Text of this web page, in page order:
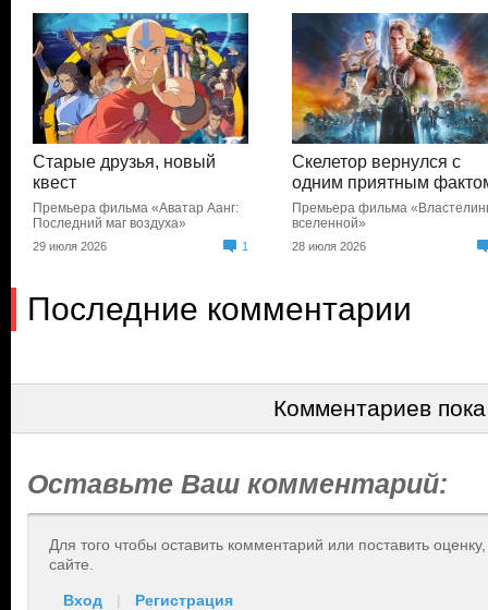
Старые друзья, новый
квест
Премьера фильма «Аватар Аанг:
Последний маг воздуха»
29 июля 2026 1
Скелетор вернулся с
одним приятным
Премьера фильма
вселенной»
28 июля 2026
Последние комментарии
Комментариев
Оставьте Ваш комментарий:
Для того чтобы оставить комментарий или поставить
сайте.
Вход | Регистрация